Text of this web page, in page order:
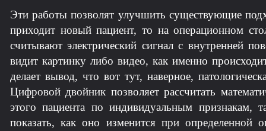
Эти работы позволят улучшить существующие
приходит новый пациент, то на операционном
считывают электрический сигнал с внутренней
видит картинку либо видео, как именно
делает вывод, что вот тут, наверное,
Цифровой двойник позволяет рассчитать
этого пациента по индивидуальным признакам,
показать, как оно изменится при определенной